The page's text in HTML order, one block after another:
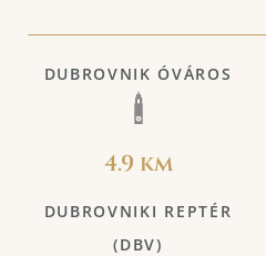
DUBROVNIK ÓVÁROS
4.9 km
DUBROVNIKI REPTÉR
(DBV)